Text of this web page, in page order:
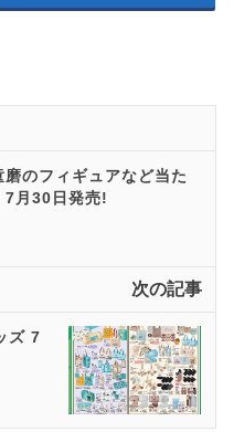
磨のフィギュアなど当た
7月30日発売!
次の記事
ズ 7